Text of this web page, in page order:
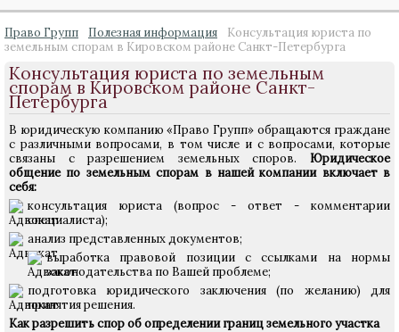
Право Групп Полезная информация
Консультация юриста по
земельным спорам в Кировском районе Санкт-Петербурга
Консультация юриста по земельным
спорам в Кировском районе Санкт-
Петербурга
В юридическую компанию «Право Групп» обращаются граждане
с различными вопросами, в том числе и с вопросами, которые
связаны с разрешением земельных споров. Юридическое
общение по земельным спорам в нашей компании включает в
себя:
консультация юриста (вопрос - ответ - комментарии
специалиста);
анализ представленных документов;
выработка правовой позиции с ссылками на нормы
законодательства по Вашей проблеме;
подготовка юридического заключения (по желанию) для
принятия решения.
Как разрешить спор об определении границ земельного участка